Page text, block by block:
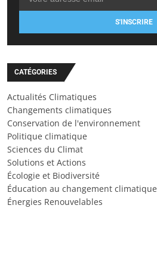
S'INSCRIRE
CATÉGORIES
Actualités Climatiques
Changements climatiques
Conservation de l'environnement
Politique climatique
Sciences du Climat
Solutions et Actions
Écologie et Biodiversité
Éducation au changement climatique
Énergies Renouvelables